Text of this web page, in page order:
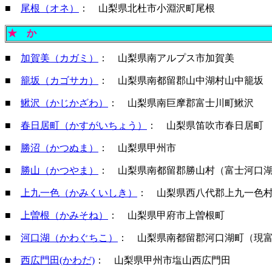
■ 尾根（オネ） ： 山梨県北杜市小淵沢町尾根
★ か
■ 加賀美（カガミ） ： 山梨県南アルプス市加賀美
■ 籠坂（カゴサカ） ： 山梨県南都留郡山中湖村山中籠坂
■ 鰍沢（かじかざわ） ： 山梨県南巨摩郡富士川町鰍沢
■ 春日居町（かすがいちょう） ： 山梨県笛吹市春日居町
■ 勝沼（かつぬま） ： 山梨県甲州市
■ 勝山（かつやま） ： 山梨県南都留郡勝山村（富士河口湖
■ 上九一色（かみくいしき） ： 山梨県西八代郡上九一色
■ 上曽根（かみそね） ： 山梨県甲府市上曽根町
■ 河口湖（かわぐちこ） ： 山梨県南都留郡河口湖町（現富
■ 西広門田(かわだ) ： 山梨県甲州市塩山西広門田